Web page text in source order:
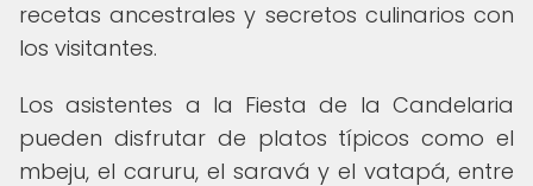
recetas ancestrales y secretos culinarios con
los visitantes.
Los asistentes a la Fiesta de la Candelaria
pueden disfrutar de platos típicos como el
mbeju, el caruru, el saravá y el vatapá, entre